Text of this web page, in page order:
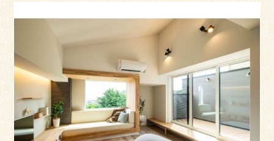
来場予約 お問い合わせ 資料請求